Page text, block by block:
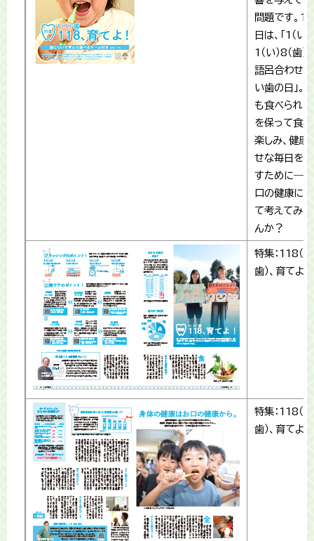
問題です。
日は、「1（い）
1（い）8（歯）
語呂合わせで
い歯の日」。
も食べられ
を保って食
楽しみ、健康
せな毎日を
すために――
口の健康に
て考えてみ
んか？
特集：118（
歯）、育てよ！
特集：118（
歯）、育てよ！